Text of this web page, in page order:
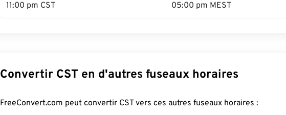
11:00 pm CST 05:00 pm MEST
Convertir CST en d'autres fuseaux horaires
FreeConvert.com peut convertir CST vers ces autres fuseaux horaires :